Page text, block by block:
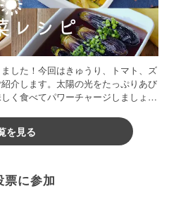
した！今回はきゅうり、トマト、ズ
介します。太陽の光をたっぷりあび
く食べてパワーチャージしましょう
を見る
票に参加